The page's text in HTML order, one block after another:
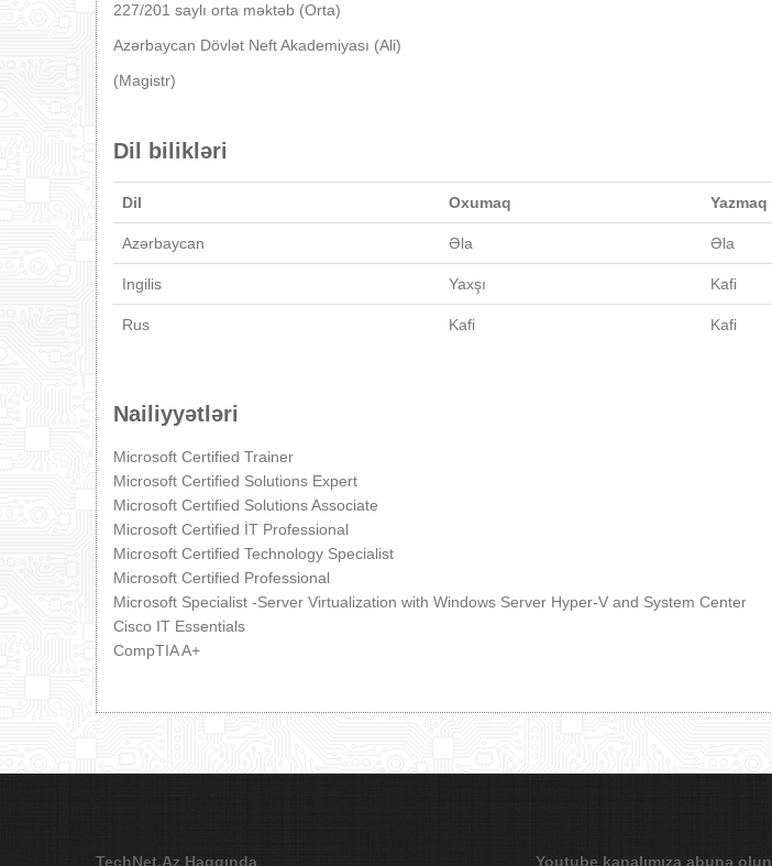
227/201 saylı orta məktəb (Orta)
Azərbaycan Dövlət Neft Akademiyası (Ali)
(Magistr)
Dil bilikləri
Dil Oxumaq Yazmaq
Azərbaycan Əla Əla
Ingilis Yaxşı Kafi
Rus Kafi Kafi
Nailiyyətləri
Microsoft Certified Trainer
Microsoft Certified Solutions Expert
Microsoft Certified Solutions Associate
Microsoft Certified İT Professional
Microsoft Certified Technology Specialist
Microsoft Certified Professional
Microsoft Specialist -Server Virtualization with Windows Server Hyper-V and System Center
Cisco IT Essentials
CompTIA A+
TechNet.Az Haqqında Youtube kanalımıza abunə olun